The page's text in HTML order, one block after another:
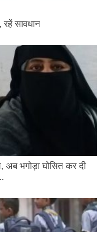
सावधान
अब भगोड़ा घोसित कर दी